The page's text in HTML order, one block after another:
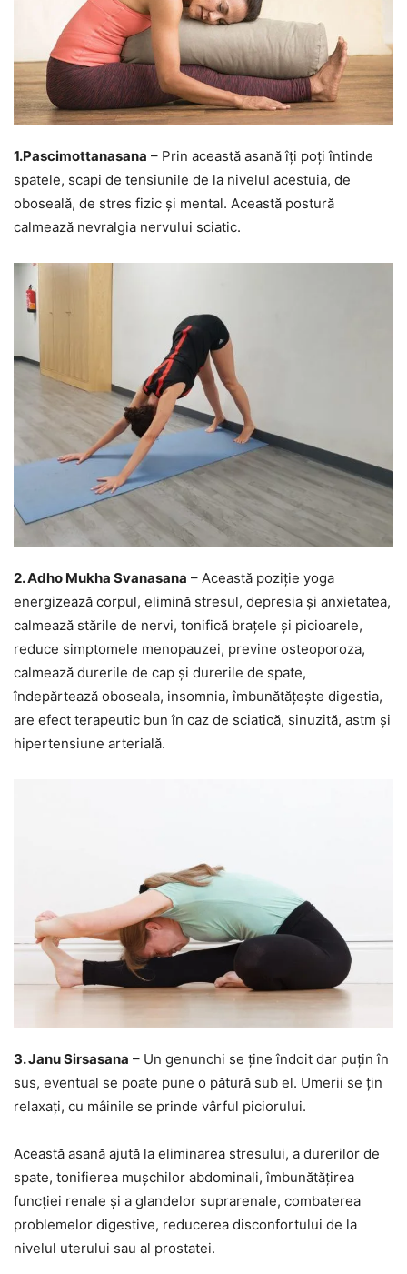
1.Pascimottanasana – Prin această asană îți poți întinde
spatele, scapi de tensiunile de la nivelul acestuia, de
oboseală, de stres fizic și mental. Această postură
calmează nevralgia nervului sciatic.
2. Adho Mukha Svanasana – Această poziție yoga
energizează corpul, elimină stresul, depresia și anxietatea,
calmează stările de nervi, tonifică brațele și picioarele,
reduce simptomele menopauzei, previne osteoporoza,
calmează durerile de cap și durerile de spate,
îndepărtează oboseala, insomnia, îmbunătățește digestia,
are efect terapeutic bun în caz de sciatică, sinuzită, astm și
hipertensiune arterială.
3. Janu Sirsasana – Un genunchi se ține îndoit dar puțin în
sus, eventual se poate pune o pătură sub el. Umerii se țin
relaxați, cu mâinile se prinde vârful piciorului.
Această asană ajută la eliminarea stresului, a durerilor de
spate, tonifierea mușchilor abdominali, îmbunătățirea
funcției renale și a glandelor suprarenale, combaterea
problemelor digestive, reducerea disconfortului de la
nivelul uterului sau al prostatei.